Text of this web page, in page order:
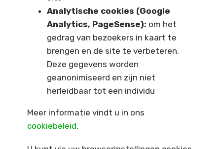
Analytische cookies (Google
Analytics, PageSense): om het
gedrag van bezoekers in kaart te
brengen en de site te verbeteren.
Deze gegevens worden
geanonimiseerd en zijn niet
herleidbaar tot een individu
Meer informatie vindt u in ons
cookiebeleid.